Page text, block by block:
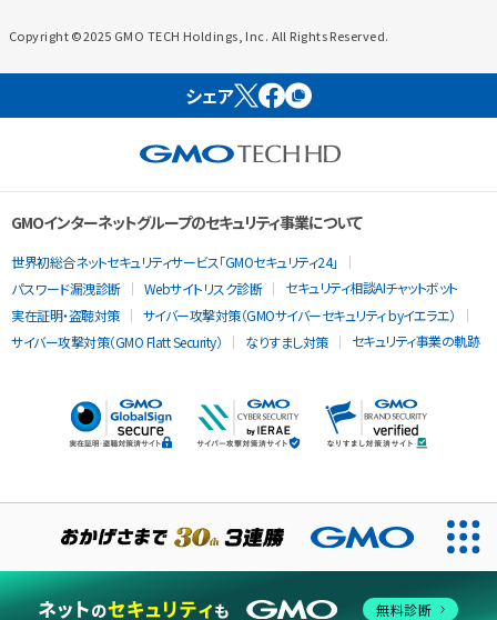
Copyright ©2025 GMO TECH Holdings, Inc. All Rights Reserved.
シェア
GMOインターネットグループのセキュリティ事業について
世界初総合ネットセキュリティサービス「GMOセキュリティ24」
パスワード漏洩診断
Webサイトリスク診断
セキュリティ相談AIチャットボット
実在証明・盗聴対策
サイバー攻撃対策（GMOサイバーセキュリティ byイエラエ）
サイバー攻撃対策（GMO Flatt Security）
なりすまし対策 セキュリティ事業の軌跡
当ウェブサイトでは、サービスの提供および品質向上とトラフィッ
同意する
Cookieポリシー 無料診断